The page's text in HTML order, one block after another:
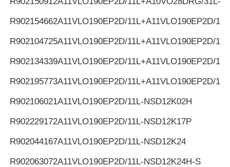
R902154662A11VLO190EP2D/11L+A11VLO190EP2D/11L
R902104725A11VLO190EP2D/11L+A11VLO190EP2D/11L
R902134339A11VLO190EP2D/11L+A11VLO190EP2D/11L
R902195773A11VLO190EP2D/11L+A11VLO190EP2D/11L
R902106021A11VLO190EP2D/11L-NSD12K02H
R902229172A11VLO190EP2D/11L-NSD12K17P
R902044167A11VLO190EP2D/11L-NSD12K24
R902063072A11VLO190EP2D/11L-NSD12K24H-S